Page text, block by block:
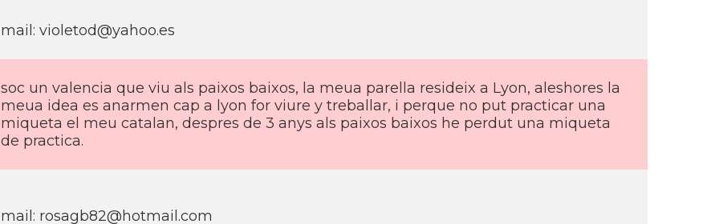
mail: violetod@yahoo.es
soc un valencia que viu als paixos baixos, la meua parella resideix a Lyon, aleshores la
meua idea es anarmen cap a lyon for viure y treballar, i perque no put practicar una
miqueta el meu catalan, despres de 3 anys als paixos baixos he perdut una miqueta
de practica.
mail: rosagb82@hotmail.com